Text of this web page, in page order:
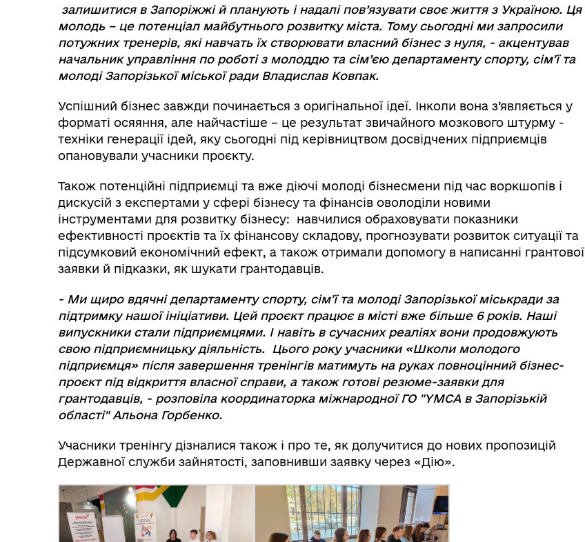
залишитися в Запоріжжі й планують і надалі пов’язувати своє життя з Україною. Ця
молодь – це потенціал майбутнього розвитку міста. Тому сьогодні ми запросили
потужних тренерів, які навчать їх створювати власний бізнес з нуля, - акцентував
начальник управління по роботі з молоддю та сім’єю департаменту спорту, сімʼї та
молоді Запорізької міської ради Владислав Ковпак.
Успішний бізнес завжди починається з оригінальної ідеї. Інколи вона з’являється у
форматі осяяння, але найчастіше – це результат звичайного мозкового штурму -
техніки генерації ідей, яку сьогодні під керівництвом досвідчених підприємців
опановували учасники проєкту.
Також потенційні підприємці та вже діючі молоді бізнесмени під час воркшопів і
дискусій з експертами у сфері бізнесу та фінансів оволоділи новими
інструментами для розвитку бізнесу: навчилися обраховувати показники
ефективності проєктів та їх фінансову складову, прогнозувати розвиток ситуації та
підсумковий економічний ефект, а також отримали допомогу в написанні грантової
заявки й підказки, як шукати грантодавців.
- Ми щиро вдячні департаменту спорту, сімʼї та молоді Запорізької міськради за
підтримку нашої ініціативи. Цей проєкт працює в місті вже більше 6 років. Наші
випускники стали підприємцями. І навіть в сучасних реаліях вони продовжують
свою підприємницьку діяльність. Цього року учасники «Школи молодого
підприємця» після завершення тренінгів матимуть на руках повноцінний бізнес-
проєкт під відкриття власної справи, а також готові резюме-заявки для
грантодавців, - розповіла координаторка міжнародної ГО "YMCA в Запорізькій
області" Альона Горбенко.
Учасники тренінгу дізналися також і про те, як долучитися до нових пропозицій
Державної служби зайнятості, заповнивши заявку через «Дію».